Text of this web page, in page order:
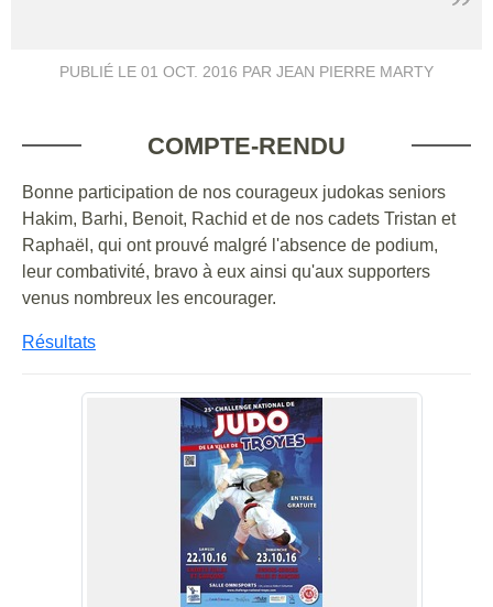
PUBLIÉ LE 01 OCT. 2016 PAR JEAN PIERRE MARTY
COMPTE-RENDU
Bonne participation de nos courageux judokas seniors
Hakim, Barhi, Benoit, Rachid et de nos cadets Tristan et
Raphaël, qui ont prouvé malgré l'absence de podium,
leur combativité, bravo à eux ainsi qu'aux supporters
venus nombreux les encourager.
Résultats